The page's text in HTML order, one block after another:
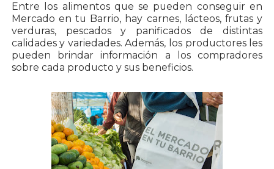
Entre los alimentos que se pueden conseguir en
Mercado en tu Barrio, hay carnes, lácteos, frutas y
verduras, pescados y panificados de distintas
calidades y variedades. Además, los productores les
pueden brindar información a los compradores
sobre cada producto y sus beneficios.